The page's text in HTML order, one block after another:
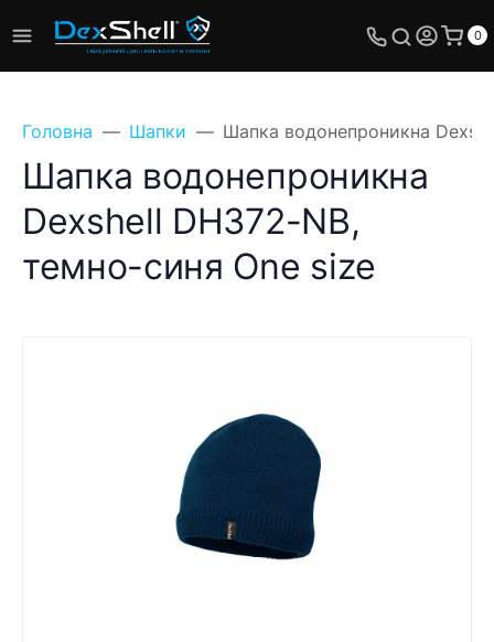
0
Головна Шапки Шапка водонепроникна
Шапка водонепроникна
Dexshell DH372-NB,
темно-синя One size
Поставте своє
питання, ми
Повідомлення